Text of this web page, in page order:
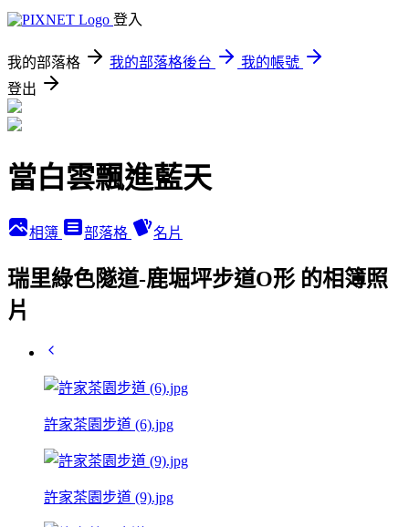
登入
我的部落格 我的部落格後台
我的帳號
登出
當白雲飄進藍天
相簿 部落格 名片
瑞里綠色隧道-鹿堀坪步道O形 的相簿照
片
許家茶園步道 (6).jpg
許家茶園步道 (9).jpg